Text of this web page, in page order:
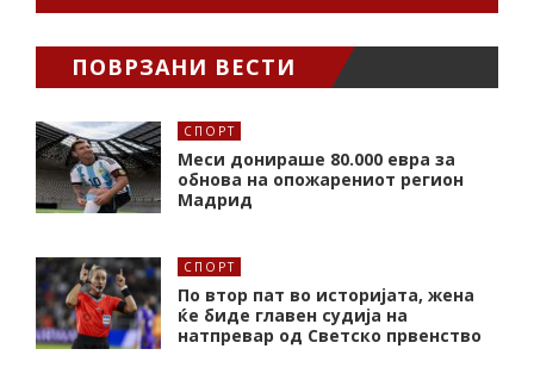
ПОВРЗАНИ ВЕСТИ
СПОРТ
Меси донираше 80.000 евра за
обнова на опожарениот регион
Мадрид
СПОРТ
По втор пат во историјата, жена
ќе биде главен судија на
натпревар од Светско првенство